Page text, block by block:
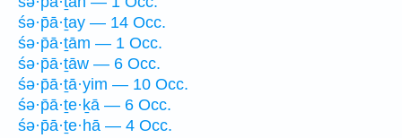
śə·p̄ā·ṯay — 14 Occ.
śə·p̄ā·ṯām — 1 Occ.
śə·p̄ā·ṯāw — 6 Occ.
śə·p̄ā·ṯā·yim — 10 Occ.
śə·p̄ā·ṯe·ḵā — 6 Occ.
śə·p̄ā·ṯe·hā — 4 Occ.